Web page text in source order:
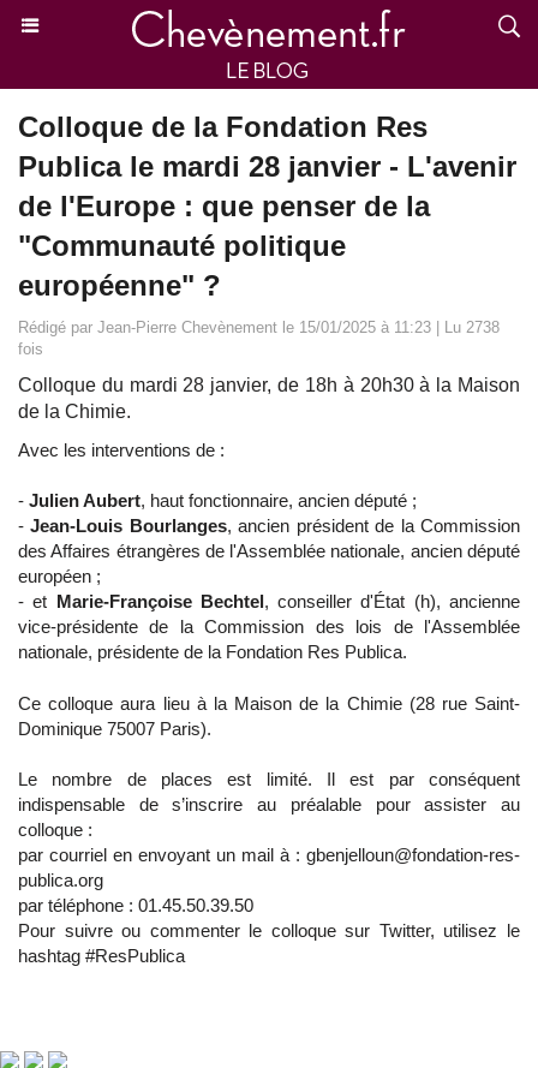
Colloque de la Fondation Res
Publica le mardi 28 janvier - L'avenir
de l'Europe : que penser de la
"Communauté politique
européenne" ?
Rédigé par Jean-Pierre Chevènement le 15/01/2025 à 11:23 | Lu 2738
fois
Colloque du mardi 28 janvier, de 18h à 20h30 à la Maison
de la Chimie.
Avec les interventions de :
- Julien Aubert, haut fonctionnaire, ancien député ;
-Jean-Louis Bourlanges, ancien président de la Commission
des Affaires étrangères de l'Assemblée nationale, ancien député
européen ;
- et Marie-Françoise Bechtel, conseiller d'État (h), ancienne
vice-présidente de la Commission des lois de l'Assemblée
nationale, présidente de la Fondation Res Publica.
Ce colloque aura lieu à la Maison de la Chimie (28 rue Saint-
Dominique 75007 Paris).
Le nombre de places est limité. Il est par conséquent
indispensable de s’inscrire au préalable pour assister au
colloque :
par courriel en envoyant un mail à : gbenjelloun@fondation-res-
publica.org
par téléphone : 01.45.50.39.50
Pour suivre ou commenter le colloque sur Twitter, utilisez le
hashtag #ResPublica